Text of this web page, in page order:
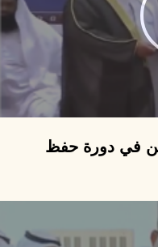
في دورة حفظ